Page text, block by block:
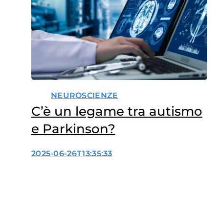
NEUROSCIENZE
C’è un legame tra autismo
e Parkinson?
2025-06-26T13:35:33